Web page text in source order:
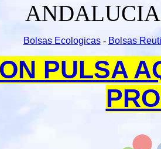
Bolsas Ecologicas- Bolsas
PULSA